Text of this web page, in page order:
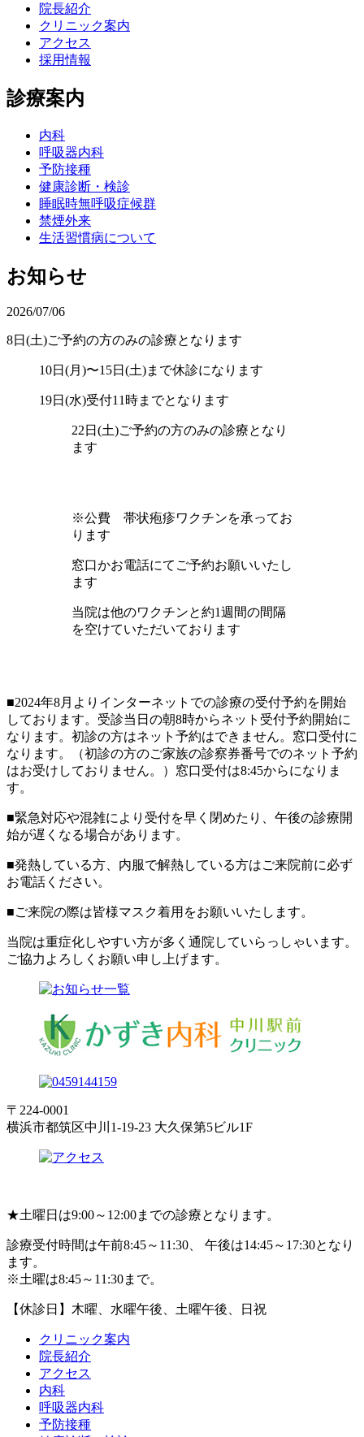
院長紹介
クリニック案内
アクセス
採用情報
診療案内
内科
呼吸器内科
予防接種
健康診断・検診
睡眠時無呼吸症候群
禁煙外来
生活習慣病について
お知らせ
2026/07/06
8日(土)ご予約の方のみの診療となります
10日(月)〜15日(土)まで休診になります
19日(水)受付11時までとなります
22日(土)ご予約の方のみの診療となり
ます
※公費 帯状疱疹ワクチンを承ってお
ります
窓口かお電話にてご予約お願いいたし
ます
当院は他のワクチンと約1週間の間隔
を空けていただいております
■2024年8月よりインターネットでの診療の受付予約を開始
しております。受診当日の朝8時からネット受付予約開始に
なります。初診の方はネット予約はできません。窓口受付に
なります。（初診の方のご家族の診察券番号でのネット予約
はお受けしておりません。）窓口受付は8:45からになりま
す。
■緊急対応や混雑により受付を早く閉めたり、午後の診療開
始が遅くなる場合があります。
■発熱している方、内服で解熱している方はご来院前に必ず
お電話ください。
■ご来院の際は皆様マスク着用をお願いいたします。
当院は重症化しやすい方が多く通院していらっしゃいます。
ご協力よろしくお願い申し上げます。
〒224-0001
横浜市都筑区中川1-19-23 大久保第5ビル1F
★土曜日は9:00～12:00までの診療となります。
診療受付時間は午前8:45～11:30、 午後は14:45～17:30となり
ます。
※土曜は8:45～11:30まで。
【休診日】木曜、水曜午後、土曜午後、日祝
クリニック案内
院長紹介
アクセス
内科
呼吸器内科
予防接種